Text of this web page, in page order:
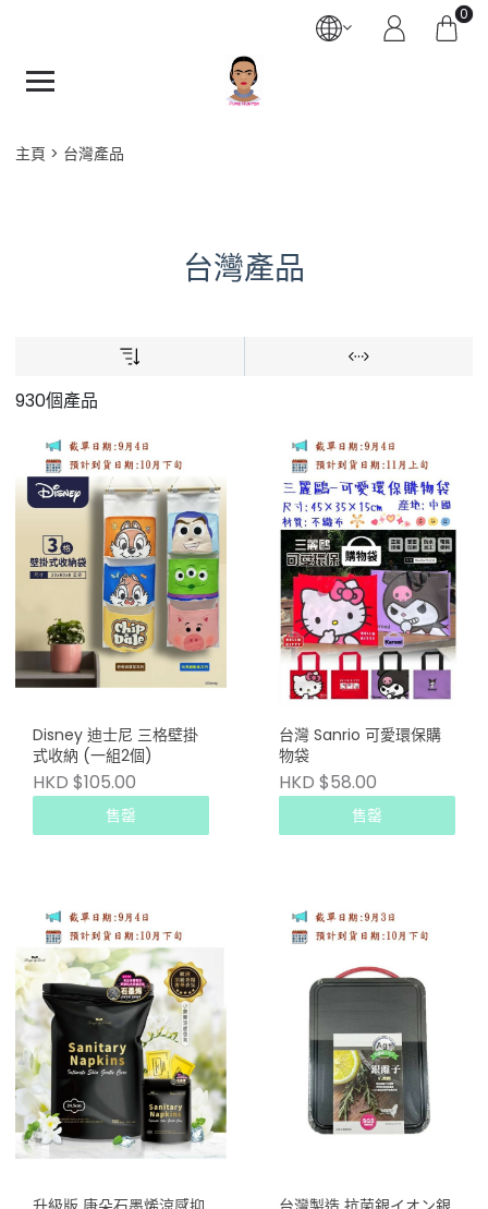
0
主頁 台灣產品
台灣產品
930個產品
Disney 迪士尼 三格壁掛
式收納 (一組2個)
HKD $105.00
售罄
台灣 Sanrio 可愛環保購
物袋
HKD $58.00
售罄